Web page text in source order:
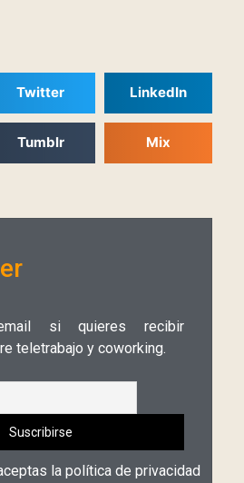
Twitter LinkedIn
Tumblr Mix
si quieres recibir
teletrabajo y coworking.
la política de privacidad